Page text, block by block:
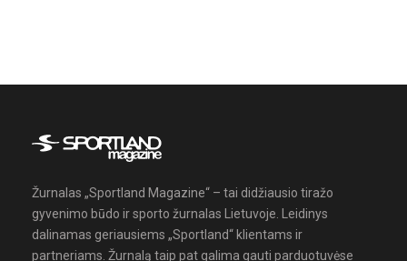
Žurnalas „Sportland Magazine“ – tai didžiausio tiražo
gyvenimo būdo ir sporto žurnalas Lietuvoje. Leidinys
dalinamas geriausiems „Sportland“ klientams ir
partneriams. Žurnalą taip pat galima gauti parduotuvėse